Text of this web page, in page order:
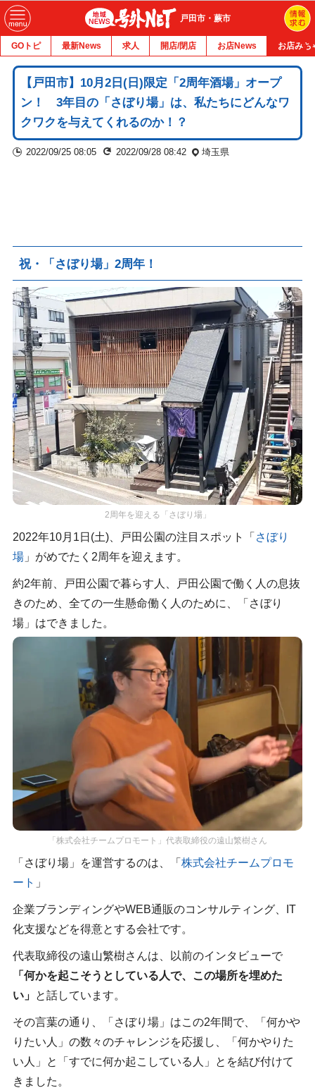
戸田市・蕨市
GOトピ 最新News 求人 開店/閉店 お店News お店みち
【戸田市】10月2日(日)限定「2周年酒場」オープ
ン！ 3年目の「さぼり場」は、私たちにどんなワ
クワクを与えてくれるのか！？
2022/09/25 08:05 2022/09/28 08:42 埼玉県
祝・「さぼり場」2周年！
2周年を迎える「さぼり場」
2022年10月1日(土)、戸田公園の注目スポット「 さぼり
場」がめでたく2周年を迎えます。
約2年前、戸田公園で暮らす人、戸田公園で働く人の息抜
きのため、全ての一生懸命働く人のために、「さぼり
場」はできました。
「株式会社チームプロモート」代表取締役の遠山繁樹さん
「さぼり場」を運営するのは、「 株式会社チームプロモ
ート 」
企業ブランディングやWEB通販のコンサルティング、IT
化支援などを得意とする会社です。
代表取締役の遠山繁樹さんは、以前のインタビューで
「何かを起こそうとしている人で、この場所を埋めた
い」
と話しています。
その言葉の通り、「さぼり場」はこの2年間で、「何かや
りたい人」の数々のチャレンジを応援し、「何かやりた
い人」と「すでに何か起こしている人」とを結び付けて
きました。